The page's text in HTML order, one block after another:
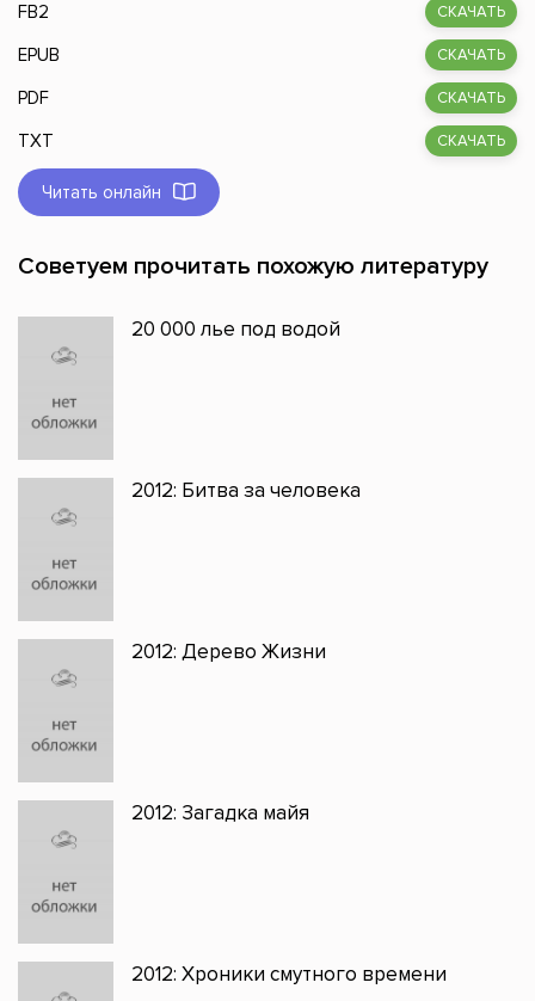
FB2 СКАЧАТЬ
EPUB СКАЧАТЬ
PDF СКАЧАТЬ
TXT СКАЧАТЬ
Читать онлайн
Советуем прочитать похожую литературу
20 000 лье под водой
2012: Битва за человека
2012: Дерево Жизни
2012: Загадка майя
2012: Хроники смутного времени